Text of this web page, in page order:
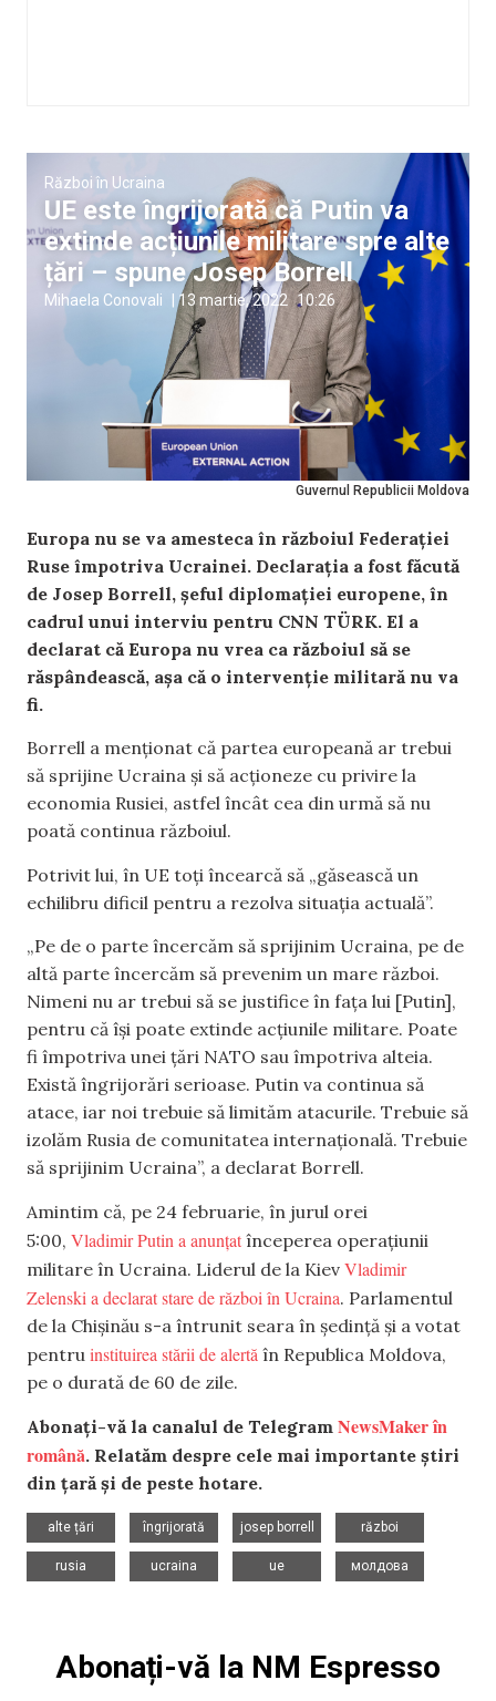
Guvernul Republicii Moldova
Război în Ucraina
UE este îngrijorată că Putin va
extinde acțiunile militare spre alte
țări – spune Josep Borrell
Mihaela Conovali 13 martie, 2022 10:26
Europa nu se va amesteca în războiul Federației
Ruse împotriva Ucrainei. Declarația a fost făcută
de Josep Borrell, șeful diplomației europene, în
cadrul unui interviu pentru CNN TÜRK. El a
declarat că Europa nu vrea ca războiul să se
răspândească, așa că o intervenție militară nu va
fi.
Borrell a menționat că partea europeană ar trebui
să sprijine Ucraina și să acționeze cu privire la
economia Rusiei, astfel încât cea din urmă să nu
poată continua războiul.
Potrivit lui, în UE toți încearcă să „găsească un
echilibru dificil pentru a rezolva situația actuală”.
„Pe de o parte încercăm să sprijinim Ucraina, pe de
altă parte încercăm să prevenim un mare război.
Nimeni nu ar trebui să se justifice în fața lui [Putin],
pentru că își poate extinde acțiunile militare. Poate
fi împotriva unei țări NATO sau împotriva alteia.
Există îngrijorări serioase. Putin va continua să
atace, iar noi trebuie să limităm atacurile. Trebuie să
izolăm Rusia de comunitatea internațională. Trebuie
să sprijinim Ucraina”, a declarat Borrell.
Amintim că, pe 24 februarie, în jurul orei
5:00, Vladimir Putin a anunțat începerea operațiunii
militare în Ucraina. Liderul de la Kiev Vladimir
Zelenski a declarat stare de război în Ucraina. Parlamentul
de la Chișinău s-a întrunit seara în ședință și a votat
pentru instituirea stării de alertă în Republica Moldova,
pe o durată de 60 de zile.
Abonați-vă la canalul de Telegram NewsMaker în
română. Relatăm despre cele mai importante știri
din țară și de peste hotare.
alte țări
îngrijorată
josep borrell
război
rusia
ucraina
ue
молдова
Abonați-vă la NM Espresso